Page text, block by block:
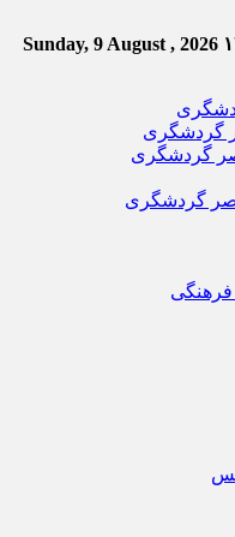
Sunday, 9 August , 2026
گردشگری
گردشگری
عصر گردشگری